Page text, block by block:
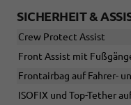
SICHERHEIT &
Crew Protect Assist
Front Assist mit
Frontairbag auf Fahrer-
ISOFIX und Top-Tether